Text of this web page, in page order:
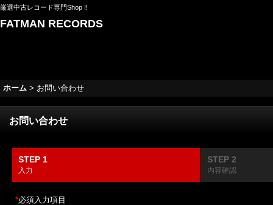
厳選中古レコード専門Shop !!
FATMAN RECORDS
ホーム > お問い合わせ
お問い合わせ
STEP 1
入力
STEP 2
内容確認
*必須入力項目